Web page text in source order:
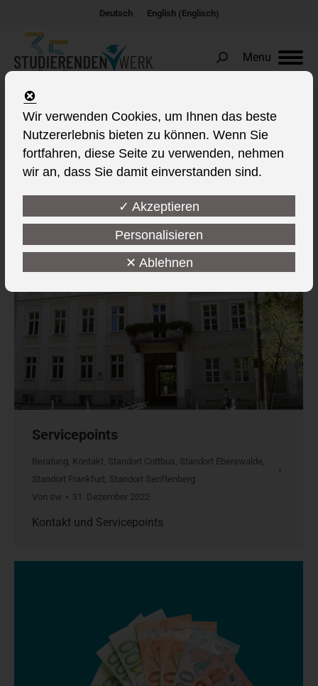
Deutsch English(Englisch)
Menu
Search:
Kategorie-Archive:Standort Senftenberg
Sie befinden sich hier:
Servicepoints
Beratung, Kontakt, Standort Cottbus, Standort Eberswalde,
Standort Frankfurt, Standort Senftenberg
Von sw 31. Dezember 2022
Kontakt und Servicepoints
Wir verwenden Cookies, um Ihnen das beste
Nutzererlebnis bieten zu können. Wenn Sie
fortfahren, diese Seite zu verwenden, nehmen
wir an, dass Sie damit einverstanden sind.
✓ Akzeptieren
Personalisieren
✕ Ablehnen